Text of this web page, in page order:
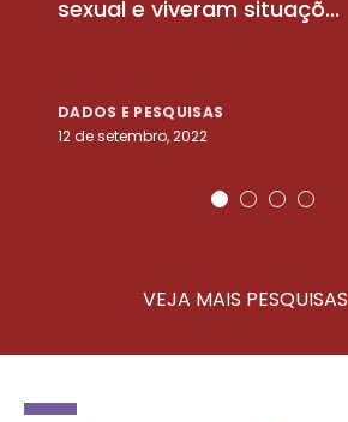
sexual e viveram situaçõ...
DADOS E PESQUISAS
12 de setembro, 2022
VEJA MAIS PESQUISAS